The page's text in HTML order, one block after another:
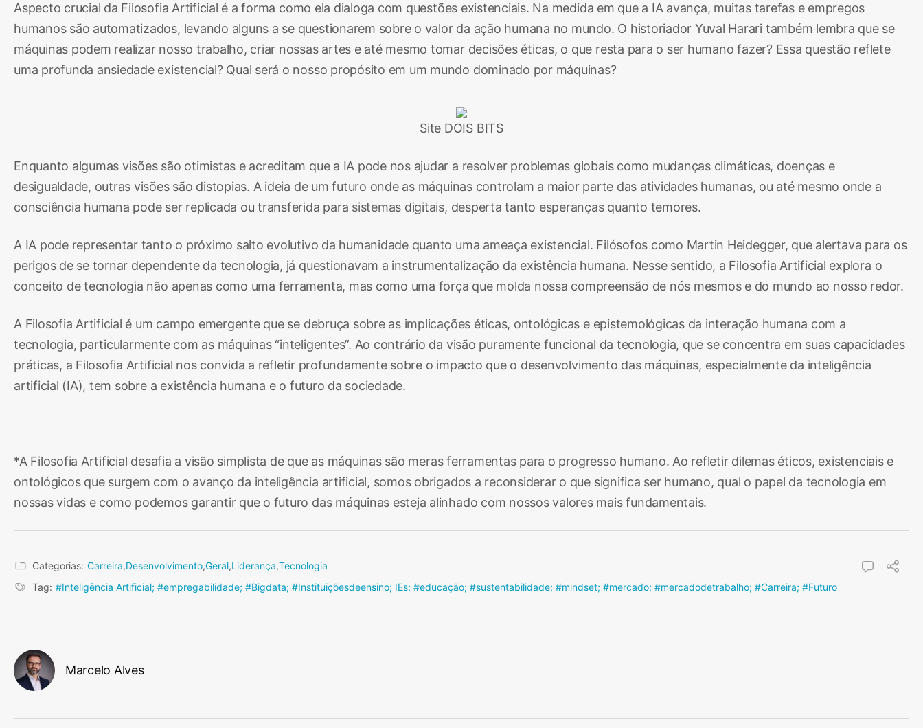
Aspecto crucial da Filosofia Artificial é a forma como ela dialoga com questões existenciais. Na medida em que a IA avança, muitas tarefas e empregos
humanos são automatizados, levando alguns a se questionarem sobre o valor da ação humana no mundo. O historiador Yuval Harari também lembra que se
máquinas podem realizar nosso trabalho, criar nossas artes e até mesmo tomar decisões éticas, o que resta para o ser humano fazer? Essa questão reflete
uma profunda ansiedade existencial? Qual será o nosso propósito em um mundo dominado por máquinas?
Site DOIS BITS
Enquanto algumas visões são otimistas e acreditam que a IA pode nos ajudar a resolver problemas globais como mudanças climáticas, doenças e
desigualdade, outras visões são distopias. A ideia de um futuro onde as máquinas controlam a maior parte das atividades humanas, ou até mesmo onde a
consciência humana pode ser replicada ou transferida para sistemas digitais, desperta tanto esperanças quanto temores.
A IA pode representar tanto o próximo salto evolutivo da humanidade quanto uma ameaça existencial. Filósofos como Martin Heidegger, que alertava para os
perigos de se tornar dependente da tecnologia, já questionavam a instrumentalização da existência humana. Nesse sentido, a Filosofia Artificial explora o
conceito de tecnologia não apenas como uma ferramenta, mas como uma força que molda nossa compreensão de nós mesmos e do mundo ao nosso redor.
A Filosofia Artificial é um campo emergente que se debruça sobre as implicações éticas, ontológicas e epistemológicas da interação humana com a
tecnologia, particularmente com as máquinas “inteligentes”. Ao contrário da visão puramente funcional da tecnologia, que se concentra em suas capacidades
práticas, a Filosofia Artificial nos convida a refletir profundamente sobre o impacto que o desenvolvimento das máquinas, especialmente da inteligência
artificial (IA), tem sobre a existência humana e o futuro da sociedade.
*A Filosofia Artificial desafia a visão simplista de que as máquinas são meras ferramentas para o progresso humano. Ao refletir dilemas éticos, existenciais e
ontológicos que surgem com o avanço da inteligência artificial, somos obrigados a reconsiderar o que significa ser humano, qual o papel da tecnologia em
nossas vidas e como podemos garantir que o futuro das máquinas esteja alinhado com nossos valores mais fundamentais.
Categorias: Carreira,Desenvolvimento,Geral,Liderança,Tecnologia
Tag: #Inteligência Artificial; #empregabilidade; #Bigdata; #Instituiçõesdeensino; IEs; #educação; #sustentabilidade; #mindset; #mercado; #mercadodetrabalho; #Carreira; #Futuro
Marcelo Alves